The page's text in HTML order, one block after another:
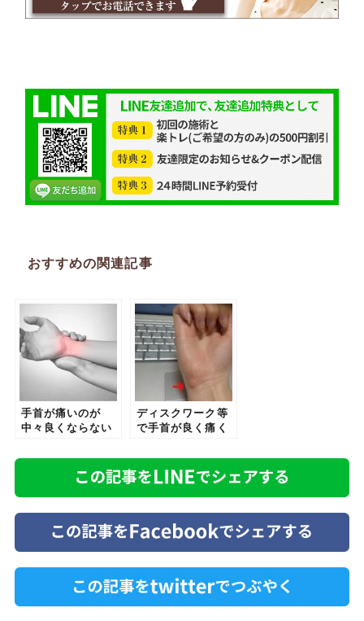
おすすめの関連記事
手首が痛いのが
中々良くならない
例。
ディスクワーク等
で手首が良く痛く